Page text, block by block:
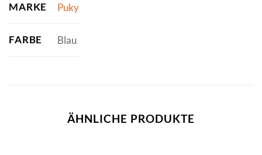
MARKE Puky
FARBE Blau
ÄHNLICHE PRODUKTE